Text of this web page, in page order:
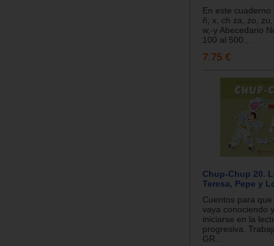
En este
ñ, x, ch za, zo,
w,-y Abecedario
100 al 500...
7.75 €
Chup-Chup 20.
Teresa, Pepe y
Cuentos para
vaya conociendo
iniciarse en la
progresiva.
GR...